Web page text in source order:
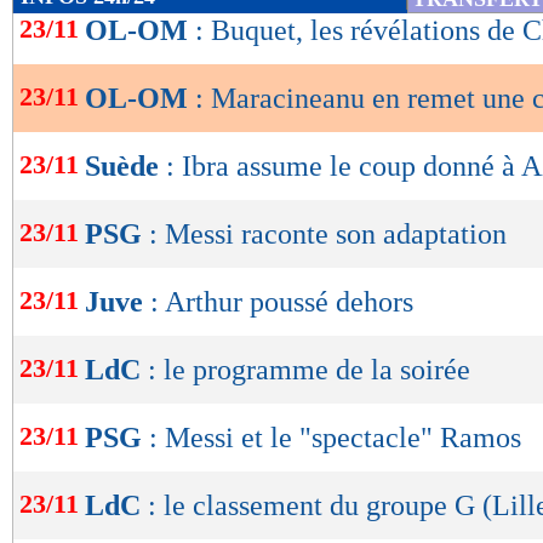
de
OK
23/11 OL-OM : Buquet, les révélations de
23/11 OL-OM : Maracineanu en remet une
23/11 Suède : Ibra assume le coup donné à
23/11 PSG : Messi raconte son adaptation
23/11 Juve : Arthur poussé dehors
23/11 LdC : le programme de la soirée
23/11 PSG : Messi et le "spectacle" Ramos
23/11 LdC : le classement du groupe G